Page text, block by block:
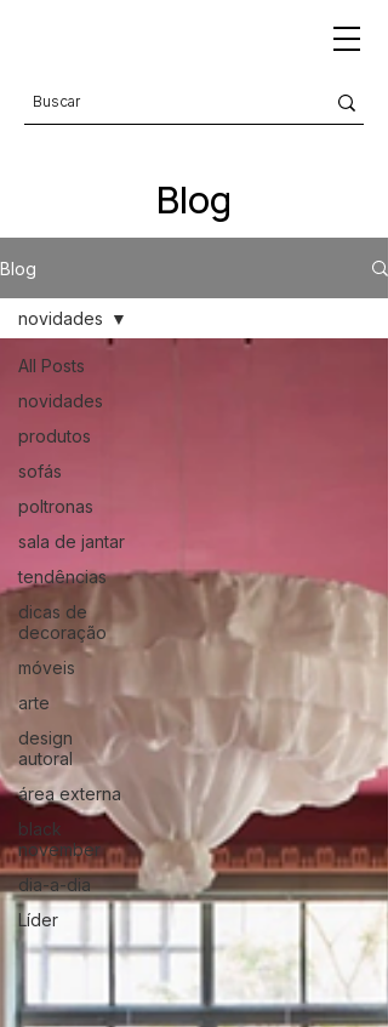
Blog
Blog
All Posts
novidades
produtos
sofás
poltronas
sala de jantar
tendências
dicas de
decoração
móveis
arte
design
autoral
área externa
black
november
dia-a-dia
Líder
novidades